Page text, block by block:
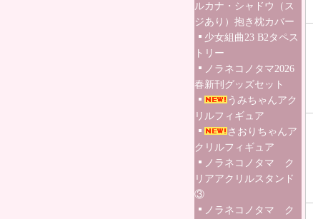
ルカナ・シャドウ（ス
ジあり）抱き枕カバー
少女組曲23 B2タペス
トリー
ノラネコノタマ2026
春新刊グッズセット
うみちゃんアク
リルフィギュア
さおりちゃんア
クリルフィギュア
ノラネコノタマ ク
リアアクリルスタンド
③
ノラネコノタマ ク